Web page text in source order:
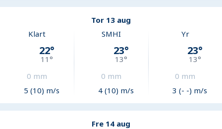
Tor 13 aug
Klart
22°
11°
0 mm
5 (10) m/s
SMHI
23°
13°
0 mm
4 (10) m/s
Yr
23°
13°
0 mm
3 (- -) m/s
Fre 14 aug